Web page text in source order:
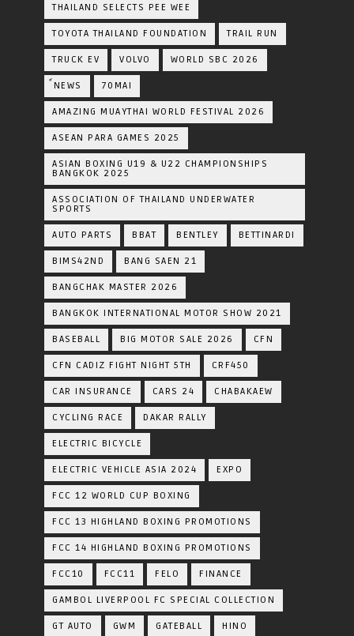
THAILAND SELECTS PEE WEE
TOYOTA​ THAILAND​ FOUNDATION TRAIL RUN
TRUCK EV VOLVO WORLD SBC 2026
์NEWS 70MAI
AMAZING MUAYTHAI WORLD FESTIVAL 2026
ASEAN PARA GAMES 2025
ASIAN BOXING U19 & U22 CHAMPIONSHIPS
BANGKOK 2025
ASSOCIATION OF THAILAND UNDERWATER
SPORTS
AUTO PARTS BBAT BENTLEY BETTINARDI
BIMS42ND BANG SAEN 21
BANGCHAK MASTER 2026
BANGKOK INTERNATIONAL MOTOR SHOW 2021
BASEBALL BIG MOTOR SALE 2026 CFN
CFN CADIZ FIGHT NIGHT 5TH CRF450
CAR INSURANCE CARS 24 CHABAKAEW
CYCLING RACE DAKAR RALLY
ELECTRIC BICYCLE
ELECTRIC VEHICLE ASIA 2024 EXPO
FCC 12 WORLD CUP BOXING
FCC 13 HIGHLAND BOXING PROMOTIONS
FCC 14 HIGHLAND BOXING PROMOTIONS
FCC10 FCC11 FELO FINANCE
GAMBOL LIVERPOOL FC SPECIAL COLLECTION
GT AUTO GWM GATEBALL HINO